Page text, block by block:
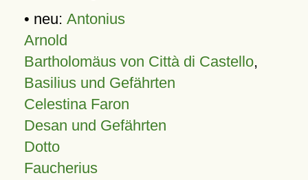
• neu: Antonius
Arnold
Bartholomäus von Città di Castello,
Basilius und Gefährten
Celestina Faron
Desan und Gefährten
Dotto
Faucherius